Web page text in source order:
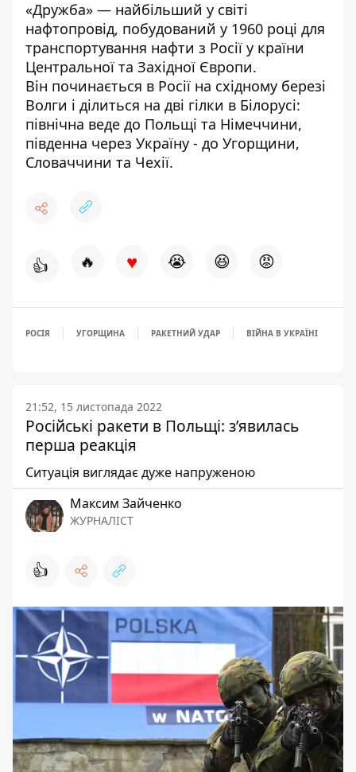
«Дружба» — найбільший у світі
нафтопровід, побудований у 1960 році для
транспортування нафти з Росії у країни
Центральної та Західної Європи.
Він починається в Росії на східному березі
Волги і ділиться на дві гілки в Білорусі:
північна веде до Польщі та Німеччини,
південна через Україну - до Угорщини,
Словаччини та Чехії.
👍 🔥 ♥ 😭 😆 😡
РОСІЯ УГОРЩИНА РАКЕТНИЙ УДАР ВІЙНА В УКРАЇНІ
21:52, 15 листопада 2022
Російські ракети в Польщі: з’явилась
перша реакція
Ситуація виглядає дуже напруженою
Максим Зайченко
ЖУРНАЛІСТ
👍